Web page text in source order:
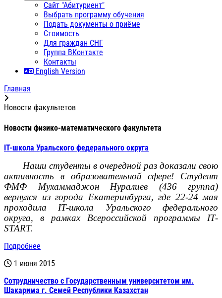
Сайт "Абитуриент"
Выбрать программу обучения
Подать документы о приёме
Стоимость
Для граждан СНГ
Группа ВКонтакте
Контакты
English Version
Главная
Новости факультетов
Новости физико-математического факультета
IT-школа Уральского федерального округа
Наши студенты в очередной раз доказали свою
активность в образовательной сфере! Студент
ФМФ Мухаммаджон Нуралиев (436 группа)
вернулся из города Екатеринбурга, где 22-24 мая
проходила IT-школа Уральского федерального
округа, в рамках Всероссийской программы IT-
START.
Подробнее
1 июня 2015
Сотрудничество с Государственным университетом им.
Шакарима г. Семей Республики Казахстан